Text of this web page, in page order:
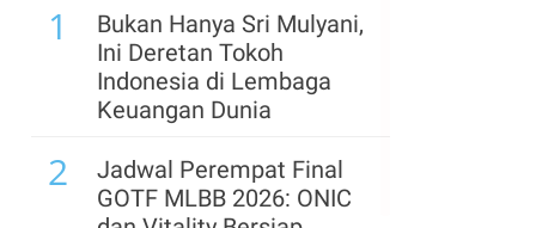
96,26 Triliun hingga Juli
2026
Menhub Pastikan
Perpres Terkait Ojek
Online Akan Terbit
Sebelum 17 Agustus
2026
1
Bukan Hanya Sri Mulyani,
Ini Deretan Tokoh
Indonesia di Lembaga
Keuangan Dunia
2
Jadwal Perempat Final
GOTF MLBB 2026: ONIC